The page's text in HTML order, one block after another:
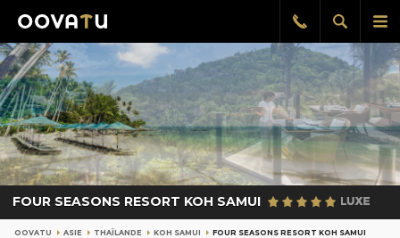
le
Afficher
la
Rappel
gratuit
FOUR SEASONS RESORT KOH SAMUI
OOVATU ASIE THAÏLANDE KOH SAMUI FOUR SEASONS RESORT KOH SAMUI